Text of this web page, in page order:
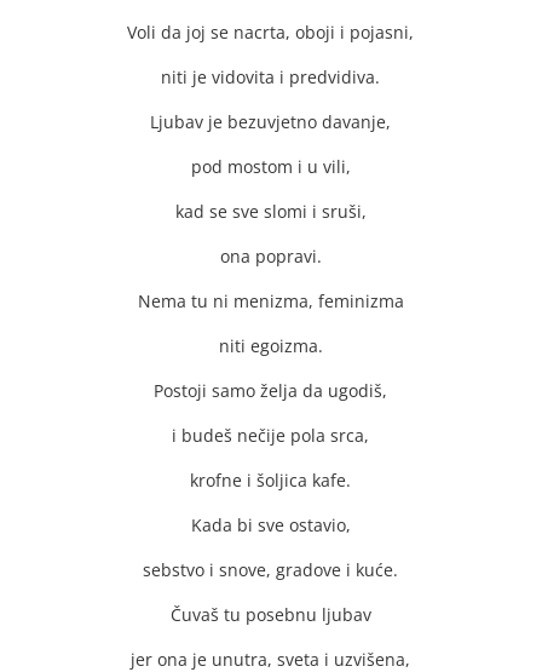
Voli da joj se nacrta, oboji i pojasni,
niti je vidovita i predvidiva.
Ljubav je bezuvjetno davanje,
pod mostom i u vili,
kad se sve slomi i sruši,
ona popravi.
Nema tu ni menizma, feminizma
niti egoizma.
Postoji samo želja da ugodiš,
i budeš nečije pola srca,
krofne i šoljica kafe.
Kada bi sve ostavio,
sebstvo i snove, gradove i kuće.
Čuvaš tu posebnu ljubav
jer ona je unutra, sveta i uzvišena,